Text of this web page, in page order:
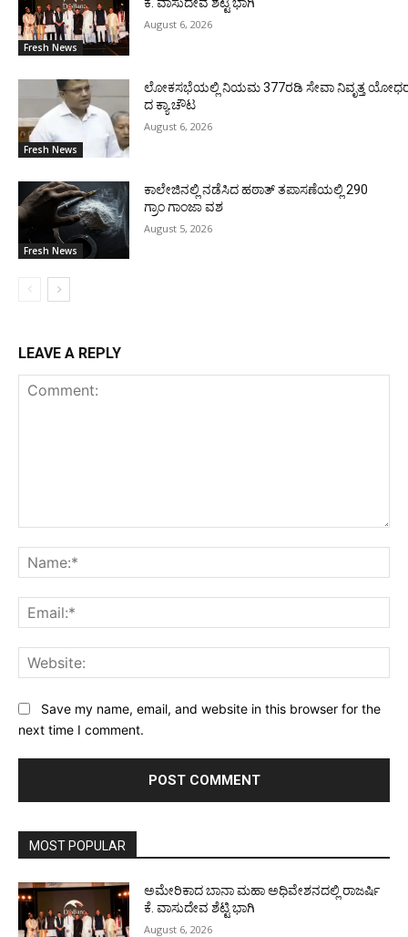
Fresh News
ಕೆ. ವಾಸುದೇವ ಶೆಟ್ಟಿ ಭಾಗಿ
August 6, 2026
Fresh News
ಲೋಕಸಭೆಯಲ್ಲಿ ನಿಯಮ 377ರಡಿ ಸೇವಾ ನಿವೃತ್ತ ಯೋಧರ
ದ ಕ್ಯಾ.ಚೌಟ
August 6, 2026
Fresh News
ಕಾಲೇಜಿನಲ್ಲಿ ನಡೆಸಿದ ಹಠಾತ್ ತಪಾಸಣೆಯಲ್ಲಿ 290
ಗ್ರಾಂ ಗಾಂಜಾ ವಶ
August 5, 2026
LEAVE A REPLY
Save my name, email, and website in this browser for the
next time I comment.
MOST POPULAR
ಅಮೇರಿಕಾದ ಬಾನಾ ಮಹಾ ಅಧಿವೇಶನದಲ್ಲಿ ರಾಜರ್ಷಿ
ಕೆ. ವಾಸುದೇವ ಶೆಟ್ಟಿ ಭಾಗಿ
August 6, 2026